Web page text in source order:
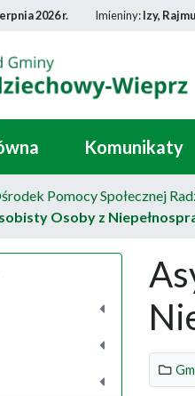
2026 r. Imieniny:Izy,
Komunikaty
Pomocy Społecznej
Osoby z